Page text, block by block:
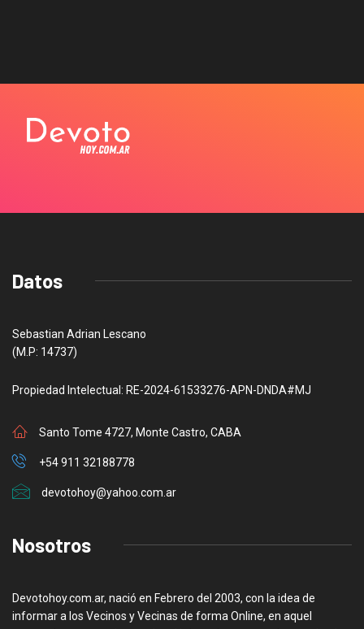
Datos
Sebastian Adrian Lescano
(M.P: 14737)
Propiedad Intelectual: RE-2024-61533276-APN-DNDA#MJ
Santo Tome 4727, Monte Castro, CABA
+54 911 32188778
devotohoy@yahoo.com.ar
Nosotros
Devotohoy.com.ar, nació en Febrero del 2003, con la idea de
informar a los Vecinos y Vecinas de forma Online, en aquel